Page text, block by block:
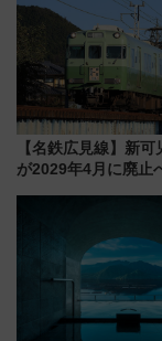
【名鉄広見線】新可
が2029年4月に廃